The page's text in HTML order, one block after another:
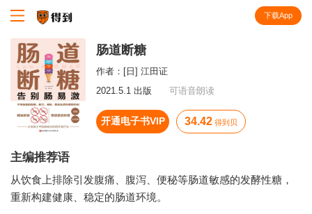
下载App
肠道断糖
作者： [日] 江田证
2021.5.1 出版
可语音朗读
开通电子书VIP 34.42 得到贝
主编推荐语
从饮食上排除引发腹痛、腹泻、便秘等肠道敏感的发酵性糖，
重新构建健康、稳定的肠道环境。